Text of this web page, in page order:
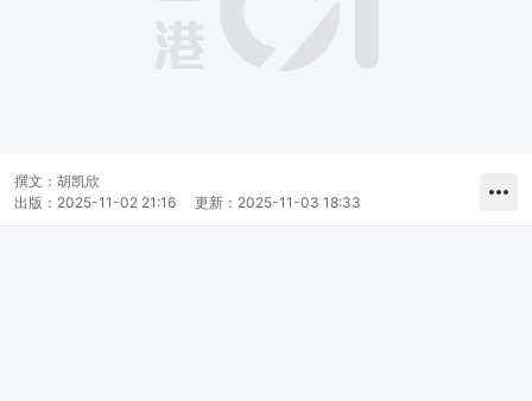
撰文： 胡凯欣
出版： 2025-11-02 21:16 更新： 2025-11-03 18:33